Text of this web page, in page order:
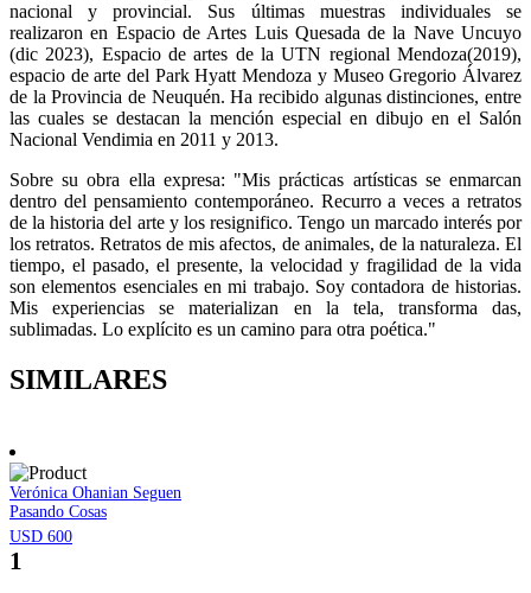
nacional y provincial. Sus últimas muestras individuales se
realizaron en Espacio de Artes Luis Quesada de la Nave Uncuyo
(dic 2023), Espacio de artes de la UTN regional Mendoza(2019),
espacio de arte del Park Hyatt Mendoza y Museo Gregorio Álvarez
de la Provincia de Neuquén. Ha recibido algunas distinciones, entre
las cuales se destacan la mención especial en dibujo en el Salón
Nacional Vendimia en 2011 y 2013.
Sobre su obra ella expresa: "Mis prácticas artísticas se enmarcan
dentro del pensamiento contemporáneo. Recurro a veces a retratos
de la historia del arte y los resignifico. Tengo un marcado interés por
los retratos. Retratos de mis afectos, de animales, de la naturaleza. El
tiempo, el pasado, el presente, la velocidad y fragilidad de la vida
son elementos esenciales en mi trabajo. Soy contadora de historias.
Mis experiencias se materializan en la tela, transforma das,
sublimadas. Lo explícito es un camino para otra poética."
SIMILARES
Verónica Ohanian Seguen
Pasando Cosas
USD 600
1